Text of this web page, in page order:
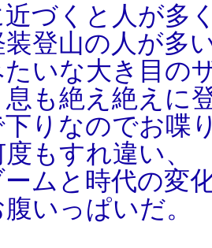
づくと人が多
登山の人が多
たいな大き目の
息も絶え絶えに
りなのでお喋
もすれ違い、
ムと時代の変
いっぱいだ。